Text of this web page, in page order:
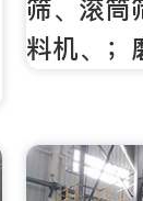
筛、滚筒
料机、；